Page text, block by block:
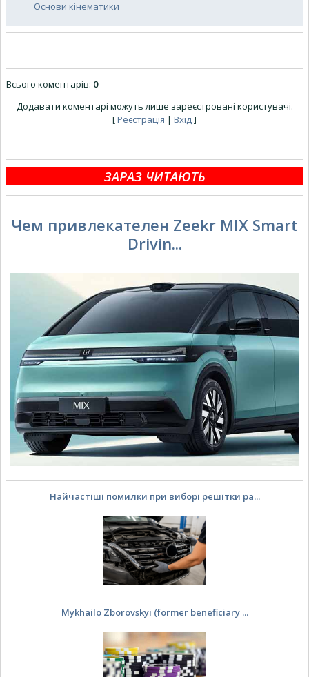
Основи кінематики
Всього коментарів: 0
Додавати коментарі можуть лише зареєстровані користувачі.
[Реєстрація | Вхід]
ЗАРАЗ ЧИТАЮТЬ
Чем привлекателен Zeekr MIX Smart
Drivin...
Найчастіші помилки при виборі решітки ра...
Mykhailo Zborovskyi (former beneficiary ...